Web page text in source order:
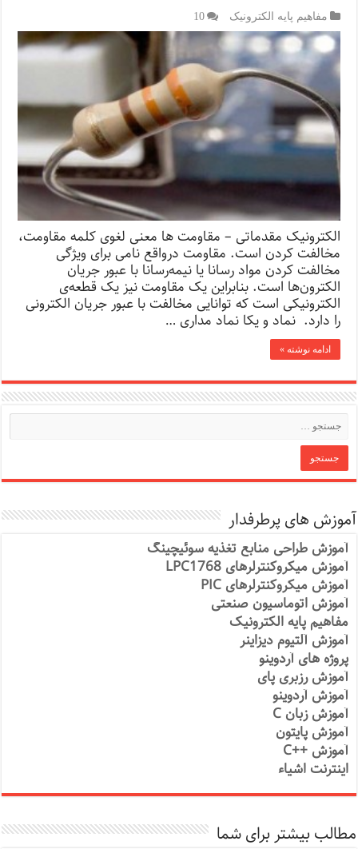
مفاهیم پایه الکترونیک 10
الکترونیک مقدماتی – مقاومت‌ ها معنی لغوی کلمه مقاومت،
مخالفت کردن است. مقاومت درواقع نامی برای ویژگی
مخالفت کردن مواد رسانا یا نیمه‌رسانا با عبور جریان
الکترون‌ها است. بنابراین یک مقاومت نیز یک قطعه‌ی
الکترونیکی است که توانایی مخالفت با عبور جریان الکترونی
را دارد. نماد و یکا نماد مداری …
ادامه نوشته »
آموزش های پرطرفدار
آموزش طراحی منابع تغذیه سوئیچینگ
آموزش میکروکنترلرهای LPC1768
آموزش میکروکنترلرهای PIC
آموزش اتوماسیون صنعتی
مفاهیم پایه الکترونیک
آموزش آلتیوم دیزاینر
پروژه های آردوینو
آموزش رزبری پای
آموزش آردوینو
آموزش زبان C
آموزش پایتون
آموزش ++C
اینترنت اشیاء
مطالب بیشتر برای شما